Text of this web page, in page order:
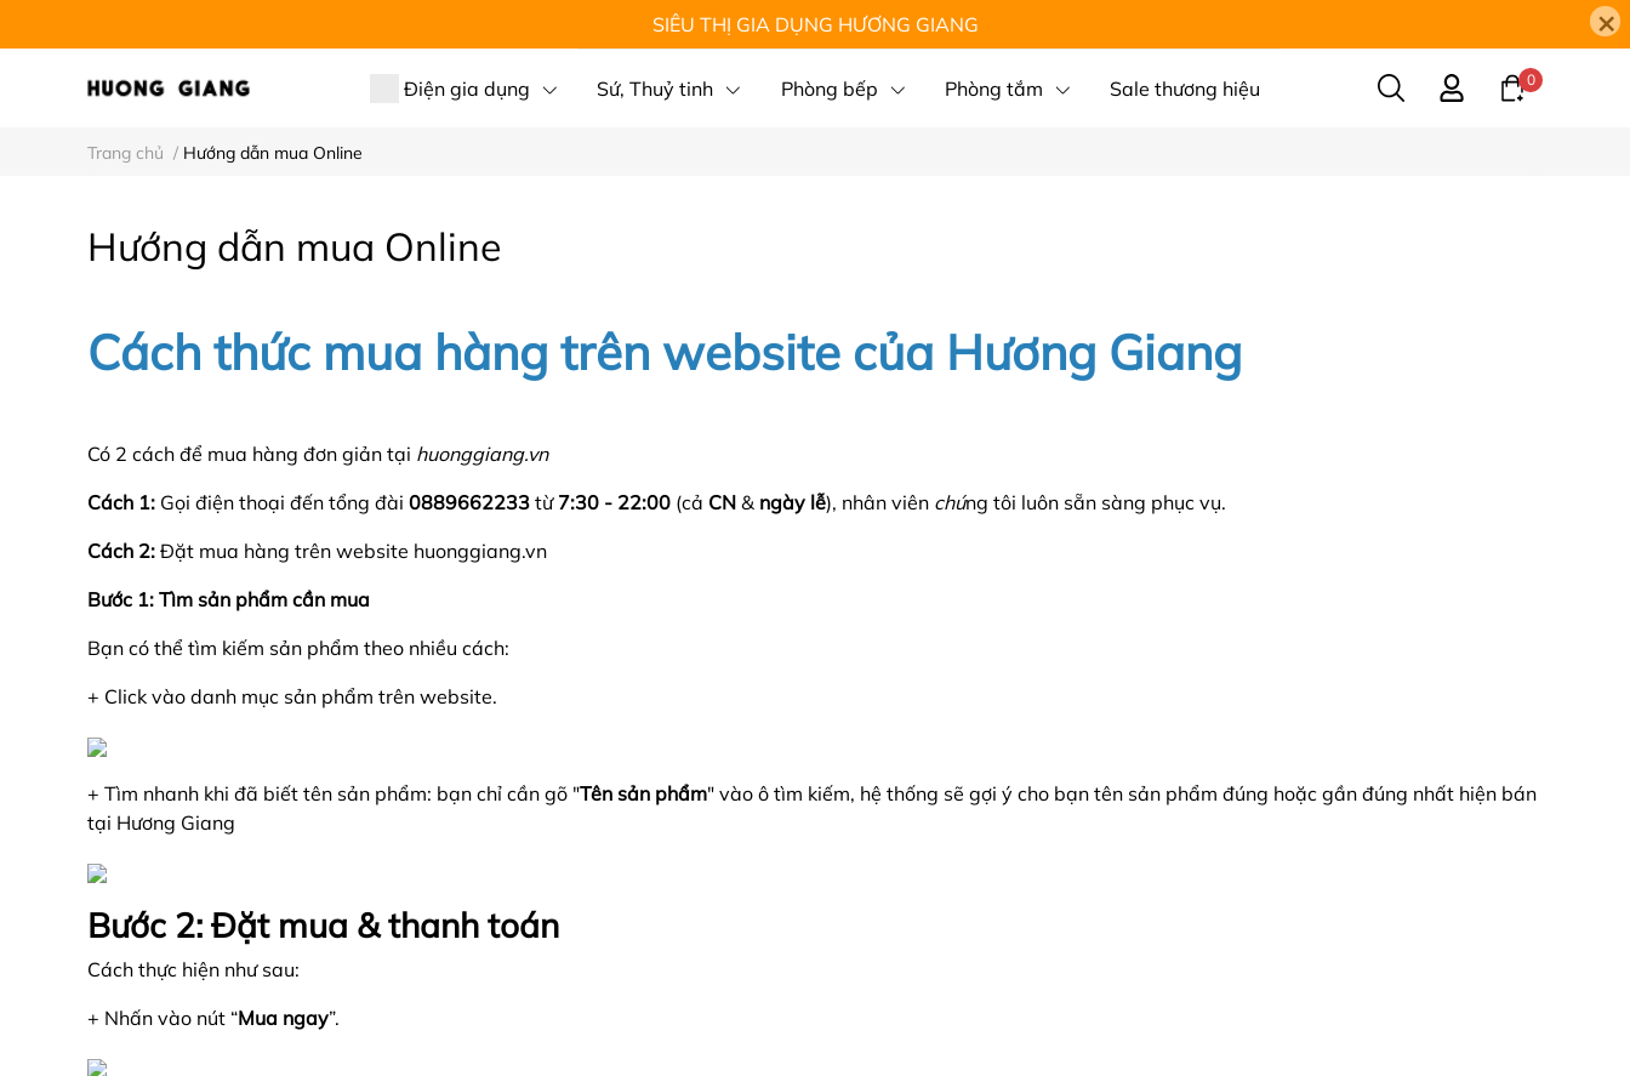
SIÊU THỊ GIA DỤNG HƯƠNG GIANG ×
Điện gia dụng Sứ, Thuỷ tinh Phòng bếp Phòng tắm Sale thương hiệu 0
Trang chủ / Hướng dẫn mua Online
Hướng dẫn mua Online
Cách thức mua hàng trên website của Hương Giang
Có 2 cách để mua hàng đơn giản tại huonggiang.vn
Cách 1: Gọi điện thoại đến tổng đài 0889662233 từ 7:30 - 22:00 (cả CN & ngày lễ), nhân viên chúng tôi luôn sẵn sàng phục vụ.
Cách 2: Đặt mua hàng trên website huonggiang.vn
Bước 1: Tìm sản phẩm cần mua
Bạn có thể tìm kiếm sản phẩm theo nhiều cách:
+ Click vào danh mục sản phẩm trên website.
+ Tìm nhanh khi đã biết tên sản phẩm: bạn chỉ cần gõ "Tên sản phẩm" vào ô tìm kiếm, hệ thống sẽ gợi ý cho bạn tên sản phẩm đúng hoặc gần đúng nhất hiện bán
tại Hương Giang
Bước 2: Đặt mua & thanh toán
Cách thực hiện như sau:
+ Nhấn vào nút “Mua ngay”.